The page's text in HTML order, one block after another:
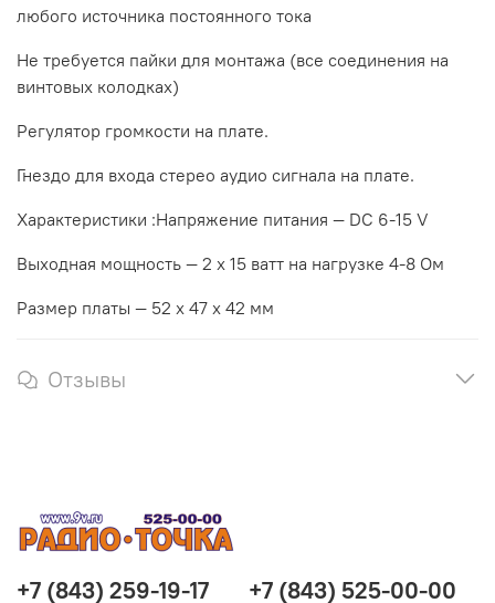
любого источника постоянного тока
Не требуется пайки для монтажа (все соединения на
винтовых колодках)
Регулятор громкости на плате.
Гнездо для входа стерео аудио сигнала на плате.
Характеристики :Напряжение питания — DC 6-15 V
Выходная мощность — 2 х 15 ватт на нагрузке 4-8 Ом
Размер платы — 52 х 47 х 42 мм
Отзывы
+7 (843) 259-19-17 +7 (843) 525-00-00